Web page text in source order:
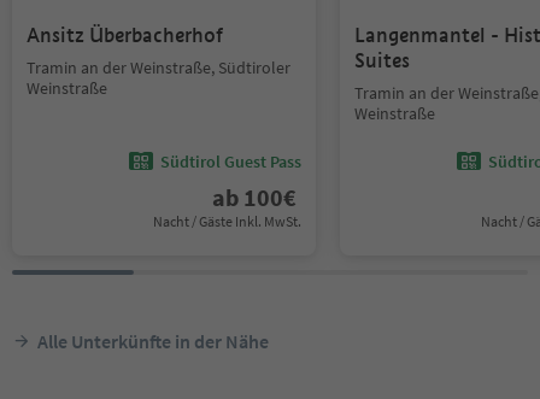
Ansitz Überbacherhof
Tramin an der Weinstraße, Südtiroler
Weinstraße
Südtirol Guest Pass
ab 100€
Nacht / Gäste Inkl. MwSt.
Langenmantel -
Suites
Tramin an der
Weinstraße
Nacht /
Alle Unterkünfte in der Nähe